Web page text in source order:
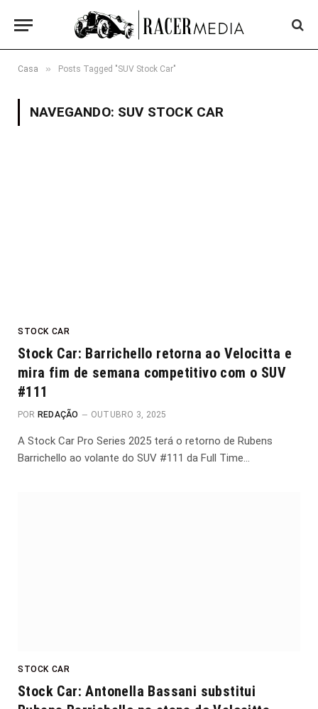
Casa » Posts Tagged "SUV Stock Car"
NAVEGANDO: SUV STOCK CAR
STOCK CAR
Stock Car: Barrichello retorna ao Velocitta e
mira fim de semana competitivo com o SUV
#111
POR REDAÇÃO OUTUBRO 3, 2025
A Stock Car Pro Series 2025 terá o retorno de Rubens
Barrichello ao volante do SUV #111 da Full Time…
STOCK CAR
Stock Car: Antonella Bassani substitui